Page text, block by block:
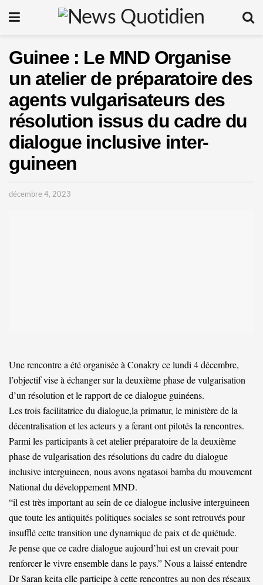
Guinee : Le MND Organise
un atelier de préparatoire des
agents vulgarisateurs des
résolution issus du cadre du
dialogue inclusive inter-
guineen
décembre 4, 2023
Une rencontre a été organisée à Conakry ce lundi 4 décembre,
l’objectif vise à échanger sur la deuxième phase de vulgarisation
d’un résolution et le rapport de ce dialogue guinéens.
Les trois facilitatrice du dialogue,la primatur, le ministère de la
décentralisation et les acteurs y a ferant ont pilotés la rencontres.
Parmi les participants à cet atelier préparatoire de la deuxième
phase de vulgarisation des résolutions du cadre du dialogue
inclusive interguineen, nous avons ngatasoi bamba du mouvement
National du développement MND.
“il est très important au sein de ce dialogue inclusive interguineen
que toute les antiquités politiques sociales se sont retrouvés pour
insufflé cette transition une dynamique de paix et de quiétude.
Je pense que ce cadre dialogue aujourd’hui est un crevait pour
renforcer le vivre ensemble dans le pays.” Nous a laissé entendre
Dr Saran keita elle participe à cette rencontres au non des réseaux